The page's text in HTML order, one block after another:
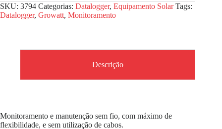
SKU: 3794 Categorias: Datalogger, Equipamento Solar Tags:
Datalogger, Growatt, Monitoramento
Descrição
Monitoramento e manutenção sem fio, com máximo de
flexibilidade, e sem utilização de cabos.